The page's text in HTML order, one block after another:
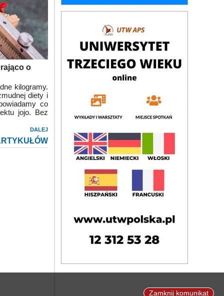
Zamknij komunikat
o
kilogramy.
diety i
co
jojo. Bez
DALEJ